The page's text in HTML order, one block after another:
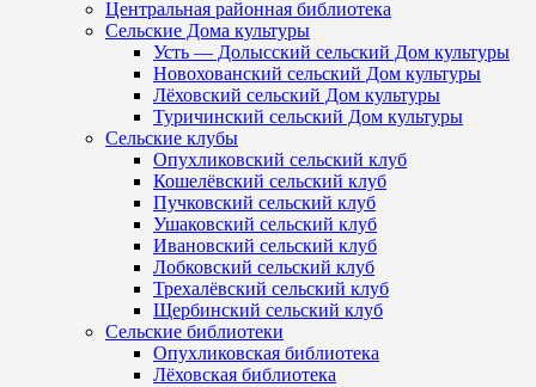
Центральная районная библиотека
Сельские Дома культуры
Усть — Долысский сельский Дом культуры
Новохованский сельский Дом культуры
Лёховский сельский Дом культуры
Туричинский сельский Дом культуры
Сельские клубы
Опухликовский сельский клуб
Кошелёвский сельский клуб
Пучковский сельский клуб
Ушаковский сельский клуб
Ивановский сельский клуб
Лобковский сельский клуб
Трехалёвский сельский клуб
Щербинский сельский клуб
Сельские библиотеки
Опухликовская библиотека
Лёховская библиотека